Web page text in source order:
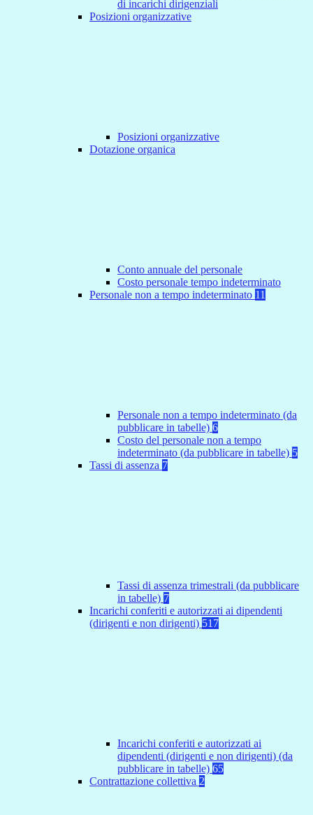
di incarichi dirigenziali
Posizioni organizzative
Posizioni organizzative
Dotazione organica
Conto annuale del personale
Costo personale tempo indeterminato
Personale non a tempo indeterminato 11
Personale non a tempo indeterminato (da
pubblicare in tabelle) 6
Costo del personale non a tempo
indeterminato (da pubblicare in tabelle) 5
Tassi di assenza 7
Tassi di assenza trimestrali (da pubblicare
in tabelle) 7
Incarichi conferiti e autorizzati ai dipendenti
(dirigenti e non dirigenti) 517
Incarichi conferiti e autorizzati ai
dipendenti (dirigenti e non dirigenti) (da
pubblicare in tabelle) 65
Contrattazione collettiva 2